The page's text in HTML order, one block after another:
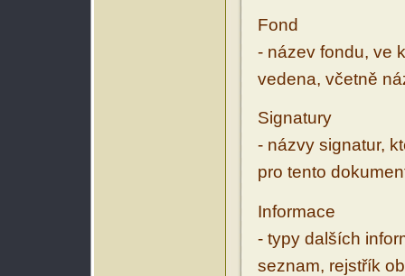
Fond
- název fondu, ve
vedena, včetně
Signatury
- názvy signatur,
pro tento
Informace
- typy dalších
seznam, rejstřík